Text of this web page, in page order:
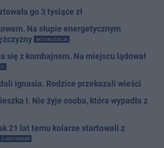
go 3 tysiące zł
Na słupie energetycznym
AKTUALIZACJA
się z kombajnem. Na miejscu lądował
Ignasia. Rodzice przekazali wieści
I. Nie żyje osoba, która wypadła z
21 lat temu kolarze startowali z
Z ARCHIWUM